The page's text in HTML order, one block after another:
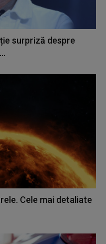
surpriză despre
Cele mai detaliate